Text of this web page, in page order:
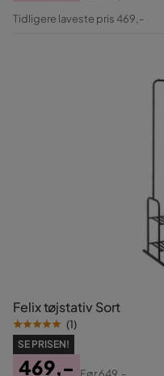
Pris
Original
Tidligere laveste pris 469,-
Felix tøjstativ Sort
(1)
SE PRISEN!
469,-
Før649,-